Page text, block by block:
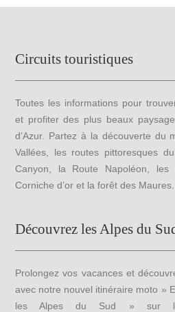
Circuits touristiques
Toutes les informations pour
et profiter des plus beaux
d’Azur. Partez à la découverte du
Vallées, les routes pittoresques
Canyon, la Route Napoléon,
Corniche d’or et la forêt des Maures.
Découvrez les Alpes du
Prolongez vos vacances et
avec notre nouvel itinéraire moto »
les Alpes du Sud » sur le